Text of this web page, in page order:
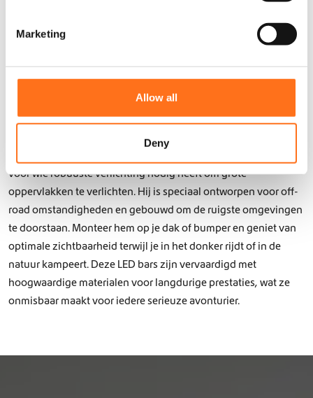
Marketing
Allow all
Deny
voertuig, omdat ze een brede lichtdekking bieden wanneer je
reeks krachtige LED bars die perfect passen in het verlichting
verlichting voor al je buitenavonturen.
voor wie robuuste verlichting nodig heeft om grote
oppervlakken te verlichten. Hij is speciaal ontworpen voor off-
road omstandigheden en gebouwd om de ruigste omgevingen
te doorstaan. Monteer hem op je dak of bumper en geniet van
optimale zichtbaarheid terwijl je in het donker rijdt of in de
natuur kampeert. Deze LED bars zijn vervaardigd met
hoogwaardige materialen voor langdurige prestaties, wat ze
onmisbaar maakt voor iedere serieuze avonturier.